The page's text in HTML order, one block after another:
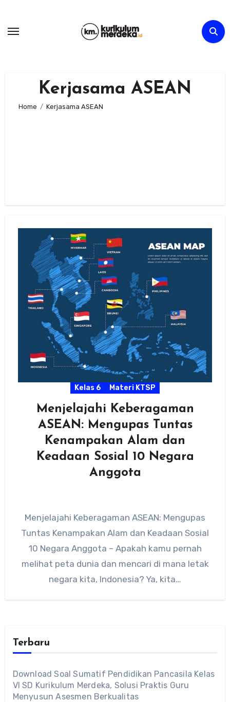
content
Kerjasama ASEAN
Home Kerjasama ASEAN
Kelas 6 Materi KTSP
Menjelajahi Keberagaman
ASEAN: Mengupas Tuntas
Kenampakan Alam dan
Keadaan Sosial 10 Negara
Anggota
Menjelajahi Keberagaman ASEAN: Mengupas
Tuntas Kenampakan Alam dan Keadaan Sosial
10 Negara Anggota – Apakah kamu pernah
melihat peta dunia dan mencari di mana letak
negara kita, Indonesia? Ya, kita…
Terbaru
Download Soal Sumatif Pendidikan Pancasila Kelas
VI SD Kurikulum Merdeka, Solusi Praktis Guru
Menyusun Asesmen Berkualitas